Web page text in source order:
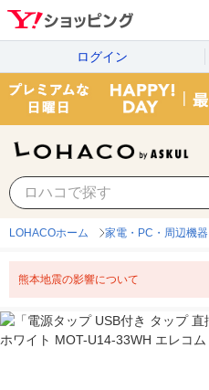
ログイン
LOHACOホーム 家電・PC・周辺機器
熊本地震の影響について